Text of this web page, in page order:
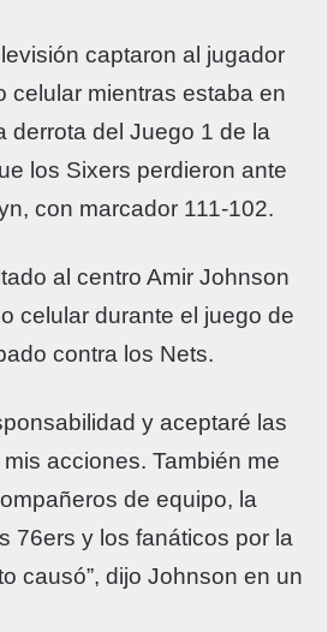
captaron al jugador
celular mientras estaba en
derrota del Juego 1 de la
los Sixers perdieron ante
con marcador 111-102.
al centro Amir Johnson
celular durante el juego de
contra los Nets.
y aceptaré las
acciones. También me
de equipo, la
76ers y los fanáticos por la
causó”, dijo Johnson en un